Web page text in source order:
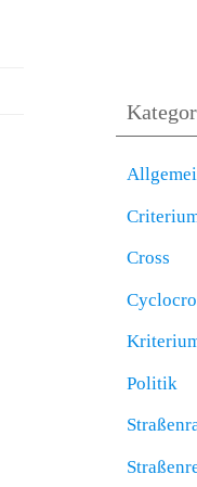
Cross
Politik